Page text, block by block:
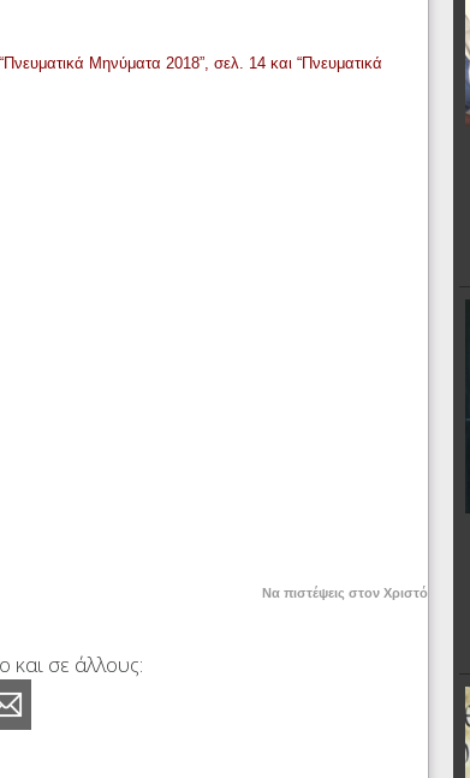
Μηνύματα 2018”, σελ. 14 και “Πνευματικά
Να πιστέψεις στον Χριστό
και σε άλλους: